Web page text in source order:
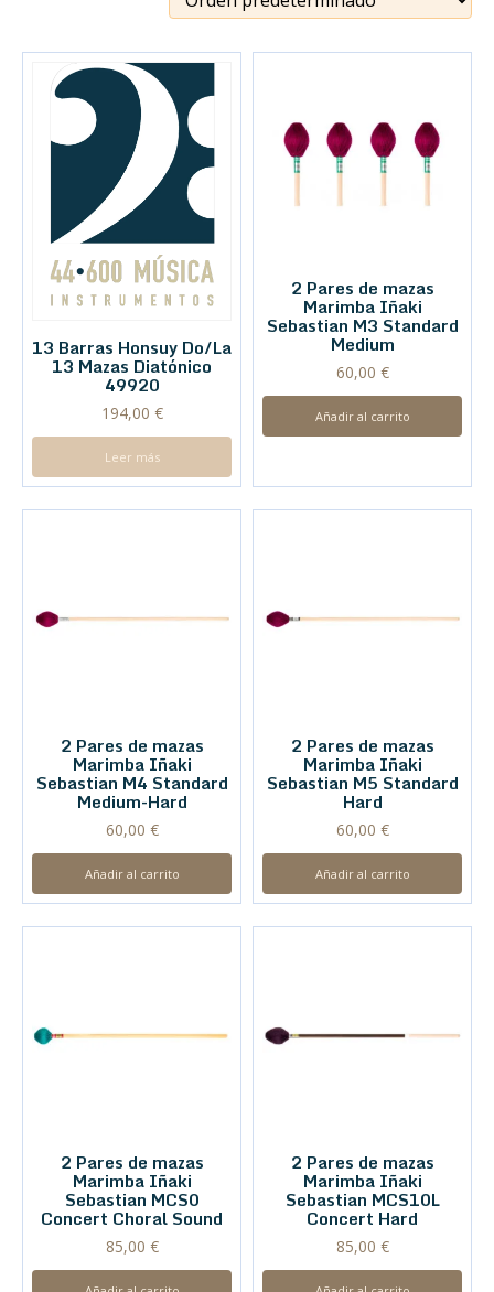
13 Barras Honsuy Do/La
13 Mazas Diatónico
49920
194,00 €
Leer más
2 Pares de mazas
Marimba Iñaki
Sebastian M3 Standard
Medium
60,00 €
Añadir al carrito
2 Pares de mazas
Marimba Iñaki
Sebastian M4 Standard
Medium-Hard
60,00 €
Añadir al carrito
2 Pares de mazas
Marimba Iñaki
Sebastian M5 Standard
Hard
60,00 €
Añadir al carrito
2 Pares de mazas
Marimba Iñaki
Sebastian MCS0
Concert Choral Sound
85,00 €
2 Pares de mazas
Marimba Iñaki
Sebastian MCS10L
Concert Hard
85,00 €